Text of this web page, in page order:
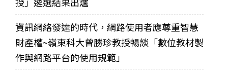
資訊網絡發達的時代，網路使用者應尊重智慧
財產權~嶺東科大曾勝珍教授暢談「數位教材製
作與網路平台的使用規範」